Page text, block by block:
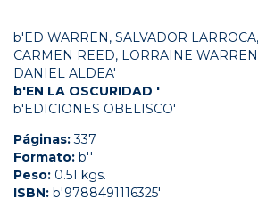
b'ED WARREN, SALVADOR
CARMEN REED, LORRAINE
DANIEL ALDEA'
b'EN LA OSCURIDAD '
b'EDICIONES OBELISCO'
Páginas:337
Formato: b''
Peso: 0.51 kgs.
ISBN: b'9788491116325'